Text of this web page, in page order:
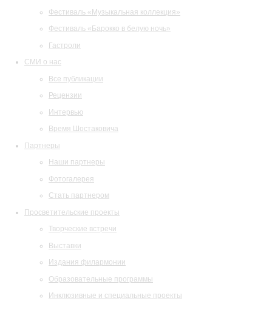
Фестиваль «Музыкальная коллекция»
Фестиваль «Барокко в белую ночь»
Гастроли
СМИ о нас
Все публикации
Рецензии
Интервью
Время Шостаковича
Партнеры
Наши партнеры
Фотогалерея
Стать партнером
Просветительские проекты
Творческие встречи
Выставки
Издания филармонии
Образовательные программы
Инклюзивные и специальные проекты